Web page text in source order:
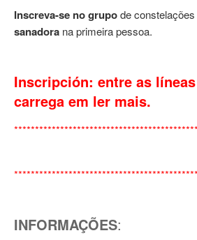
Inscreva-se no grupode
sanadora na primeira pessoa.
Inscripción: entre as
carrega em ler mais.
INFORMAÇÕES: